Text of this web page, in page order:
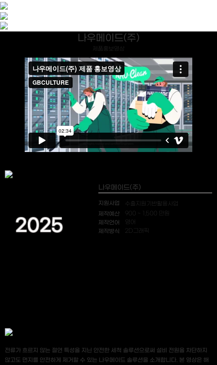
나우메이드(주)
제품홍보영상
2025
나우메이드(주)
지원사업 수출지원기반활용사업
제작예산 900 ~ 1,500 만원
제작언어 영어
제작방식 2D그래픽
전류가 흐르지 않는 절연 특성을 지닌 안전한 세척 솔루션으로써 설비 전원을 차단하지
않고도 먼지를 안전하게 제거할 수 있는 나우메이드 솔루션을 소개합니다. 본 영상은 해